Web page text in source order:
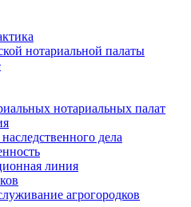
нотариальной палаты
нотариальных палат
дела
линия
агрогородков